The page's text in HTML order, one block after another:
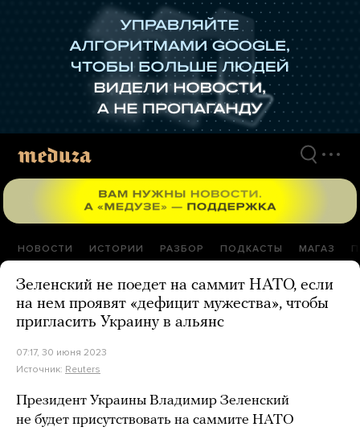
НОВОСТИ ИСТОРИИ РАЗБОР ПОДКАСТЫ МАГАЗ
Зеленский не поедет на саммит НАТО, если
на нем проявят «дефицит мужества», чтобы
пригласить Украину в альянс
07:17, 30 июня 2023
Источник: Reuters
Президент Украины Владимир Зеленский
не будет присутствовать на саммите НАТО